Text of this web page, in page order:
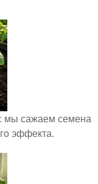
мы сажаем семена
эффекта.